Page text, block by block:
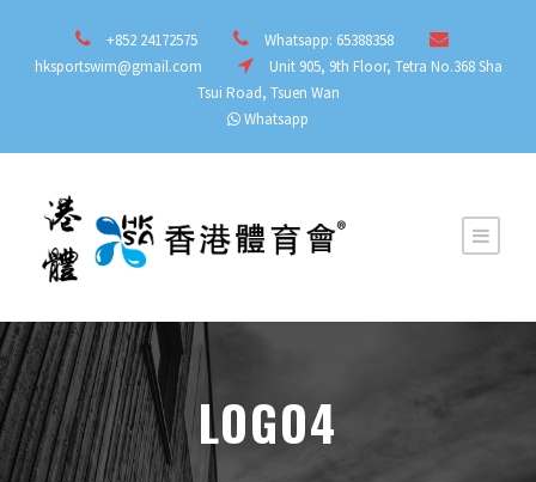
+852 24172575
Whatsapp: 65388358
hksportswim@gmail.com
Unit 905, 9th Floor, Tetra No.368 Sha
Tsui Road, Tsuen Wan
Whatsapp
LOGO4